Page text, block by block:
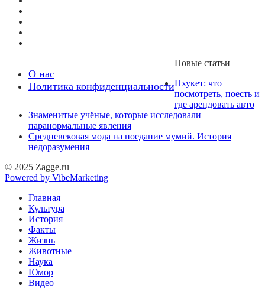
О нас
Политика конфиденциальности
Новые статьи
Пхукет: что
посмотреть, поесть и
где арендовать авто
Знаменитые учёные, которые исследовали
паранормальные явления
Средневековая мода на поедание мумий. История
недоразумения
© 2025 Zagge.ru
Powered by VibeMarketing
Главная
Культура
История
Факты
Жизнь
Животные
Наука
Юмор
Видео